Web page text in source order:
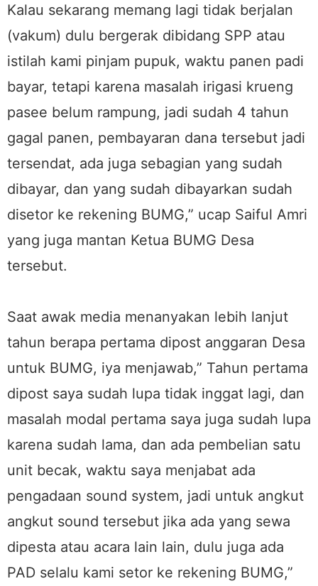
Kalau sekarang memang lagi tidak berjalan
(vakum) dulu bergerak dibidang SPP atau
istilah kami pinjam pupuk, waktu panen padi
bayar, tetapi karena masalah irigasi krueng
pasee belum rampung, jadi sudah 4 tahun
gagal panen, pembayaran dana tersebut jadi
tersendat, ada juga sebagian yang sudah
dibayar, dan yang sudah dibayarkan sudah
disetor ke rekening BUMG,” ucap Saiful Amri
yang juga mantan Ketua BUMG Desa
tersebut.
Saat awak media menanyakan lebih lanjut
tahun berapa pertama dipost anggaran Desa
untuk BUMG, iya menjawab,” Tahun pertama
dipost saya sudah lupa tidak inggat lagi, dan
masalah modal pertama saya juga sudah lupa
karena sudah lama, dan ada pembelian satu
unit becak, waktu saya menjabat ada
pengadaan sound system, jadi untuk angkut
angkut sound tersebut jika ada yang sewa
dipesta atau acara lain lain, dulu juga ada
PAD selalu kami setor ke rekening BUMG,”